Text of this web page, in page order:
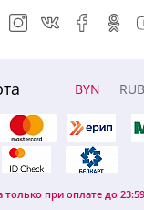
BYN RUB
при оплате до